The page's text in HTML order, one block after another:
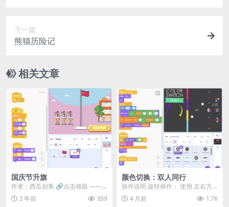
下一篇
熊猫历险记
相关文章
国庆节升旗
作者：西瓜创客 🔗点击领取 ——
西瓜创客趣味编程创作礼盒8件套，
仅10.9元（...
2 年前 939
颜色切换：双人同行
操作说明 旋转操作： 使用 左右方
向键（←/→） 或 A/D 键 进行旋转
核心...4 月前 1.7K